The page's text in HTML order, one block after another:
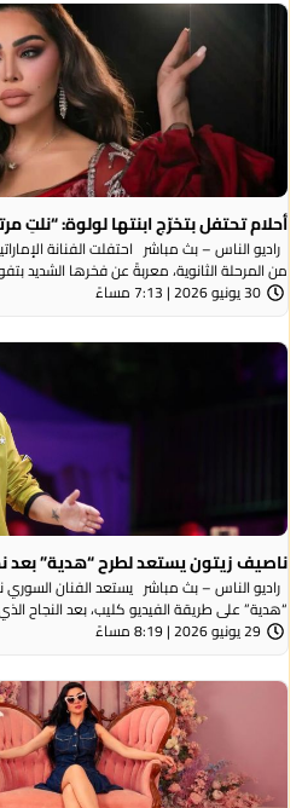
أحلام تحتفل بتخرّج ابنتها لولوة: “نلتِ
راديو الناس – بث مباشر احتفلت الفنانة
من المرحلة الثانوية، معربةً عن فخرها الشديد
30 يونيو 2026 | 7:13 مساءً
ناصيف زيتون يستعد لطرح “هدية” بعد
راديو الناس – بث مباشر يستعد الفنان السوري
“هدية” على طريقة الفيديو كليب، بعد النجاح
29 يونيو 2026 | 8:19 مساءً